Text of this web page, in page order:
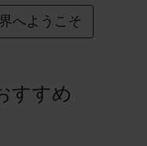
へようこそ
すすめ